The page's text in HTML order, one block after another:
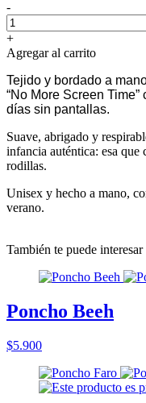
-
+
Agregar al carrito
Tejido y bordado a
“No More Screen
días sin pantallas.
Suave, abrigado y
infancia auténtica: esa que
rodillas.
Unisex y hecho a mano,
verano.
También te puede interesar
Poncho Beeh
$5.900